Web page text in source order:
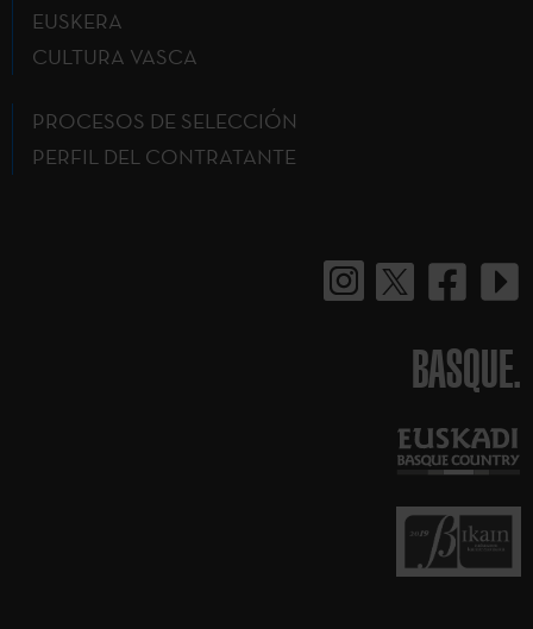
EUSKERA
CULTURA VASCA
PROCESOS DE SELECCIÓN
PERFIL DEL CONTRATANTE
BASQUE.